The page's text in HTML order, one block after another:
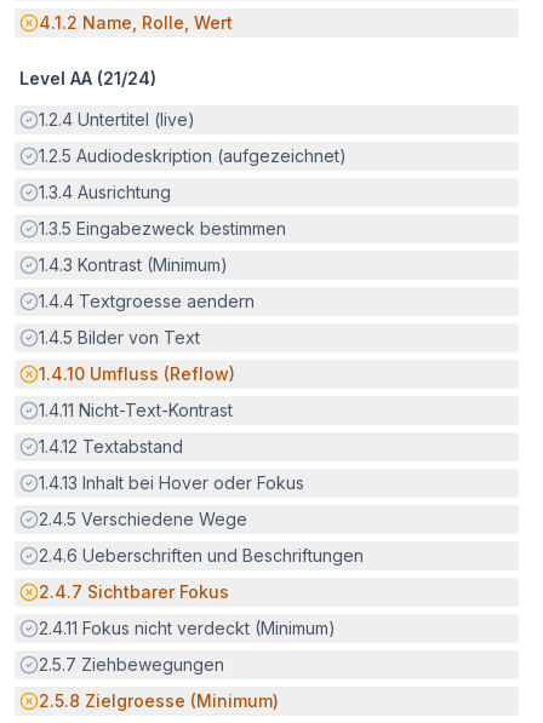
Potenzielle Barriere:
4.1.2 Name, Rolle, Wert
Level AA (21/24)
Erfüllt:
1.2.4 Untertitel (live)
Erfüllt:
1.2.5 Audiodeskription (aufgezeichnet)
Erfüllt:
1.3.4 Ausrichtung
Erfüllt:
1.3.5 Eingabezweck bestimmen
Erfüllt:
1.4.3 Kontrast (Minimum)
Erfüllt:
1.4.4 Textgroesse aendern
Erfüllt:
1.4.5 Bilder von Text
Potenzielle Barriere:
1.4.10 Umfluss (Reflow)
Erfüllt:
1.4.11 Nicht-Text-Kontrast
Erfüllt:
1.4.12 Textabstand
Erfüllt:
1.4.13 Inhalt bei Hover oder Fokus
Erfüllt:
2.4.5 Verschiedene Wege
Erfüllt:
2.4.6 Ueberschriften und Beschriftungen
Potenzielle Barriere:
2.4.7 Sichtbarer Fokus
Erfüllt:
2.4.11 Fokus nicht verdeckt (Minimum)
Erfüllt:
2.5.7 Ziehbewegungen
Potenzielle Barriere:
2.5.8 Zielgroesse (Minimum)